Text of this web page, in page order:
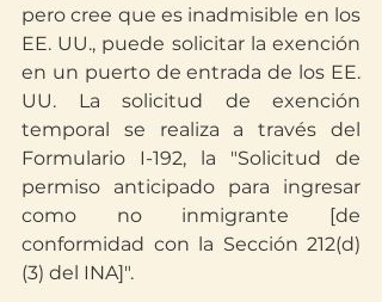
pero cree que es inadmisible en los
EE. UU., puede solicitar la exención
en un puerto de entrada de los EE.
UU. La solicitud de exención
temporal se realiza a través del
Formulario I-192, la "Solicitud de
permiso anticipado para ingresar
como no inmigrante [de
conformidad con la Sección 212(d)
(3) del INA]".